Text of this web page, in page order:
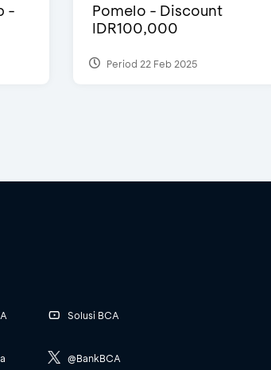
-
Pomelo - Discount
IDR100,000
Period 22 Feb 2025
Solusi BCA
@BankBCA